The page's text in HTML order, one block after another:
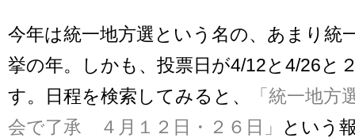
今年は統一地方選という名の、あまり統
挙の年。しかも、投票日が4/12と4/26と
す。日程を検索してみると、
「統一地方
会で了承 ４月１２日・２６日」
という